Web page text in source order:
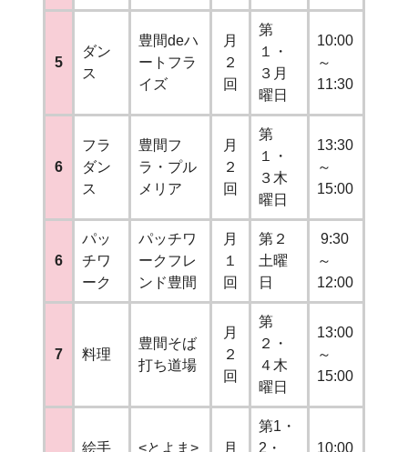
5
ダン
ス
豊間deハ
ートフラ
イズ
月
２
回
第
１・
３月
曜日
10:00
～
11:30
6
フラ
ダン
ス
豊間フ
ラ・プル
メリア
月
２
回
第
１・
３木
曜日
13:30
～
15:00
6
パッ
チワ
ーク
パッチワ
ークフレ
ンド豊間
月
１
回
第２
土曜
日
9:30
～
12:00
7 料理
豊間そば
打ち道場
月
２
回
第
２・
４木
曜日
13:00
～
15:00
絵手 <とよま> 月
第1・
2・
10:00